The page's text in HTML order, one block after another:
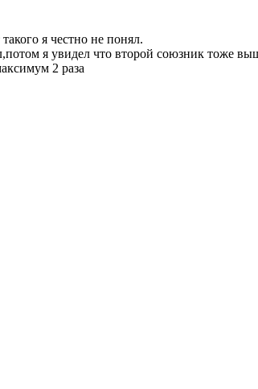
я честно не понял.
я увидел что второй союзник тоже
2 раза